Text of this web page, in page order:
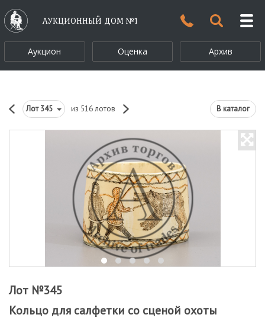
АУКЦИОННЫЙ ДОМ №1
Аукцион Оценка Архив
Лот345 из 516 лотов В каталог
Лот №345
Кольцо для салфетки со сценой охоты